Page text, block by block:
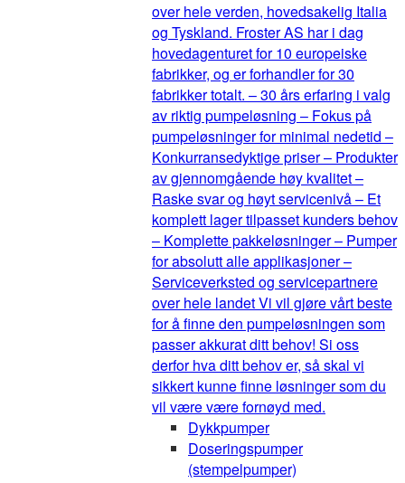
over hele verden, hovedsakelig Italia
og Tyskland. Froster AS har i dag
hovedagenturet for 10 europeiske
fabrikker, og er forhandler for 30
fabrikker totalt. – 30 års erfaring i valg
av riktig pumpeløsning – Fokus på
pumpeløsninger for minimal nedetid –
Konkurransedyktige priser – Produkter
av gjennomgående høy kvalitet –
Raske svar og høyt servicenivå – Et
komplett lager tilpasset kunders behov
– Komplette pakkeløsninger – Pumper
for absolutt alle applikasjoner –
Serviceverksted og servicepartnere
over hele landet Vi vil gjøre vårt beste
for å finne den pumpeløsningen som
passer akkurat ditt behov! Si oss
derfor hva ditt behov er, så skal vi
sikkert kunne finne løsninger som du
vil være være fornøyd med.
Dykkpumper
Doseringspumper
(stempelpumper)